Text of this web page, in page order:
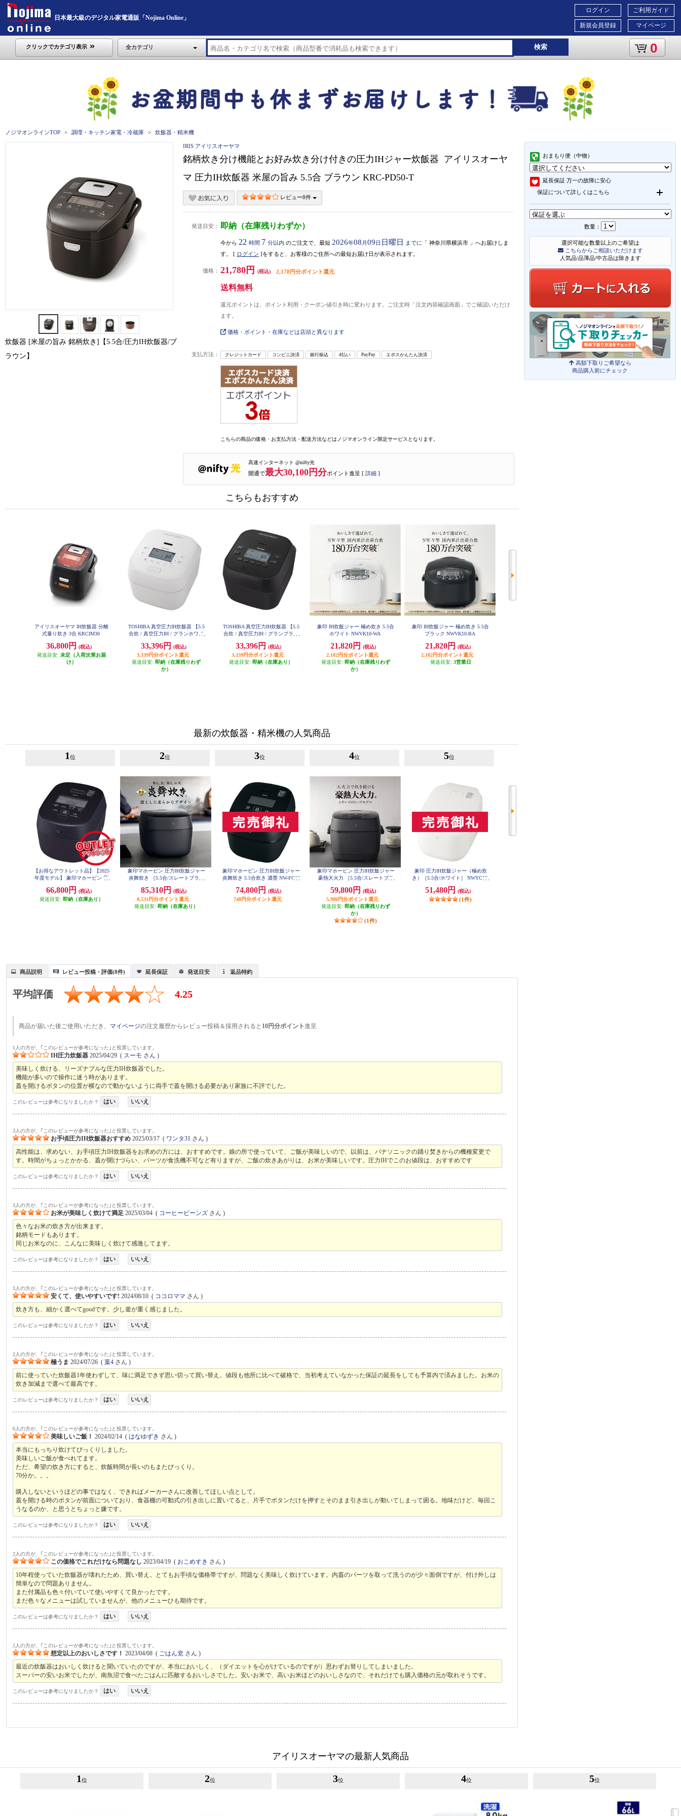
日本最大級のデジタル家電通販「Nojima Online」
ご利用ガイド
マイページ
ログイン
新規会員登録
クリックでカテゴリ表示 全カテゴリ 検索 0
ノジマオンラインTOP 調理・キッチン家電・冷蔵庫 炊飯器・精米機
おまもり便（中物）
延長保証 万一の故障に安心
保証について詳しくはこちら
数量：
選択可能な数量以上のご希望は
こちらからご相談いただけます
人気品/品薄品/中古品は除きます
高額下取りご希望なら
商品購入前にチェック
炊飯器 [米屋の旨み 銘柄炊き]【5.5合/圧力IH炊飯器/ブ
ラウン】
IRIS アイリスオーヤマ
銘柄炊き分け機能とお好み炊き分け付きの圧力IHジャー炊飯器 アイリスオーヤ
マ 圧力IH炊飯器 米屋の旨み 5.5合 ブラウン KRC-PD50-T
レビュー8件
発送目安： 即納（在庫残りわずか）
今から 22 時間 7 分以内 のご注文で、最短 2026年08 月09日 日曜日 までに 「 神奈川県横浜市 」 へお届けしま
す。 [ ログイン ]をすると、お客様のご住所への最短お届け日が表示されます。
価格： 21,780円 (税込) 2,178円分ポイント還元
送料無料
還元ポイントは、ポイント利用・クーポン値引き時に変わります。ご注文時「注文内容確認画面」でご確認いただけ
ます。
価格・ポイント・在庫などは店頭と異なります
支払方法： クレジットカード コンビニ決済 銀行振込 d払い PayPay エポスかんたん決済
こちらの商品の価格・お支払方法・配送方法などはノジマオンライン限定サービスとなります。
高速インターネット @nifty光
開通で最大30,100円分ポイント進呈 [ 詳細 ]
こちらもおすすめ
アイリスオーヤマ IH炊飯器 分離
式量り炊き 3合 KRCIM30
36,800円
(税込)
発送目安: 未定（入荷次第お届
け）
TOSHIBA 真空圧力IH炊飯器 【5.5
合炊 / 真空圧力IH / グランホワイ
33,396円
(税込)
3,339円分ポイント還元
発送目安: 即納（在庫残りわず
か）
TOSHIBA 真空圧力IH炊飯器 【5.5
合炊 / 真空圧力IH / グランブラッ
33,396円
(税込)
3,339円分ポイント還元
発送目安: 即納（在庫あり）
象印 IH炊飯ジャー 極め炊き 5.5合
ホワイト NWVK10-WA
21,820円
(税込)
2,182円分ポイント還元
発送目安: 即納（在庫残りわず
か）
象印 IH炊飯ジャー 極め炊き 5.5合
ブラック NWVK10-BA
21,820円
(税込)
2,182円分ポイント還元
発送目安: 3営業日
最新の炊飯器・精米機の人気商品
1 位
【お得なアウトレット品】【2025
年度モデル】 象印マホービン 圧
スレートブラック］ NW-NB10-BZ
66,800円
(税込)
発送目安: 即納（在庫あり）
2位
象印マホービン 圧力IH炊飯ジャー
炎舞炊き ［5.5合/スレートブラッ
85,310円
(税込)
8,531円分ポイント還元
発送目安: 即納（在庫あり）
3位
象印マホービン 圧力IH炊飯ジャー
炎舞炊き 5.5合炊き 濃墨 NW-FC10
74,800円
(税込)
748円分ポイント還元
4位
象印マホービン 圧力IH炊飯ジャー
豪熱大火力 ［5.5合/スレートブラ
59,800円
(税込)
5,980円分ポイント還元
発送目安: 即納（在庫残りわず
か）
(1件)
5位
象印 圧力IH炊飯ジャー（極め炊
き）［5.5合/ホワイト］ NWYC10-
51,480円 (税込)
(1件)
商品説明 レビュー投稿・評価(8件) 延長保証 発送目安 返品特約
平均評価 4.25
商品が届いた後ご使用いただき、 マイページの注文履歴からレビュー投稿＆採用されると 10円分ポイント進呈
1人の方が、｢このレビューが参考になった｣と投票しています。
IH圧力炊飯器 2025/04/29 ( スーモ さん )
美味しく炊ける、リーズナブルな圧力IH炊飯器でした。
機能が多いので操作に迷う時があります。
蓋を開けるボタンの位置が横なので動かないように両手で蓋を開ける必要があり家族に不評でした。
このレビューは参考になりましたか？ はい いいえ
3人の方が、｢このレビューが参考になった｣と投票しています。
お手頃圧力IH炊飯器おすすめ 2025/03/17 ( ワンタ31 さん )
高性能は、求めない、お手頃圧力IH炊飯器をお求めの方には、おすすめです。娘の所で使っていて、ご飯が美味しいので、以前は、パナソニックの踊り焚きからの機種変更で
す。時間がちょっとかかる、蓋が開けづらい、パーツが食洗機不可など有りますが、ご飯の炊きあがりは、お米が美味しいです。圧力IHでこのお値段は、おすすめです
このレビューは参考になりましたか？ はい いいえ
3人の方が、｢このレビューが参考になった｣と投票しています。
お米が美味しく炊けて満足 2025/03/04 ( コーヒービーンズ さん )
色々なお米の炊き方が出来ます。
銘柄モードもあります。
同じお米なのに、こんなに美味しく炊けて感激してます。
このレビューは参考になりましたか？ はい いいえ
3人の方が、｢このレビューが参考になった｣と投票しています。
安くて、使いやすいです! 2024/08/10 ( ココロママ さん )
炊き方も、細かく選べてgoodです。少し釜が重く感じました。
このレビューは参考になりましたか？ はい いいえ
2人の方が、｢このレビューが参考になった｣と投票しています。
極うま 2024/07/26 (葉4 さん )
前に使っていた炊飯器1年使わずして、味に満足できず思い切って買い替え。値段も他所に比べて破格で、当初考えていなかった保証の延長をしても予算内で済みました。お米の
炊き加減まで選べて最高です。
このレビューは参考になりましたか？ はい いいえ
6人の方が、｢このレビューが参考になった｣と投票しています。
美味しいご飯！ 2024/02/14 (はなゆずき さん )
本当にもっちり炊けてびっくりしました。
美味しいご飯が食べれてます。
ただ、希望の炊き方にすると、炊飯時間が長いのもまたびっくり。
70分か。。。
購入しないというほどの事ではなく、できればメーカーさんに改善してほしい点として。
蓋を開ける時のボタンが前面についており、食器棚の可動式の引き出しに置いてると、片手でボタンだけを押すとそのまま引き出しが動いてしまって困る。地味だけど、毎回こ
うなるのか、と思うとちょっと嫌です。
このレビューは参考になりましたか？ はい いいえ
2人の方が、｢このレビューが参考になった｣と投票しています。
この価格でこれだけなら問題なし 2023/04/19 ( おこめすき さん )
10年程使っていた炊飯器が壊れたため、買い替え。とてもお手頃な価格帯ですが、問題なく美味しく炊けています。内蓋のパーツを取って洗うのが少々面倒ですが、付け外しは
簡単なので問題ありません。
また付属品も色々付いていて使いやすくて良かったです。
まだ色々なメニューは試していませんが、他のメニューひも期待です。
このレビューは参考になりましたか？ はい いいえ
2人の方が、｢このレビューが参考になった｣と投票しています。
想定以上のおいしさです！ 2023/04/08 ( ごはん党 さん )
最近の炊飯器はおいしく炊けると聞いていたのですが、本当においしく、（ダイエットを心がけているのですが）思わずお替りしてしまいました。
スーパーの安いお米でしたが、南魚沼で食べたごはんに匹敵するおいしさでした。安いお米で、高いお米ほどのおいしさなので、それだけでも購入価格の元が取れそうです。
このレビューは参考になりましたか？ はい いいえ
アイリスオーヤマの最新人気商品
1 位 2位 3位 4位 5位